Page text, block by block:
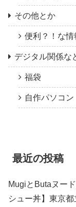
その他とか
便利？！な情
デジタル関係な
福袋
自作パソコン
最近の投稿
MugiとButaヌー
シュー丼】東京